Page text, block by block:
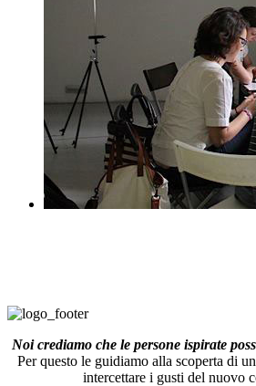
Noi crediamo che le persone ispirate
Per questo le guidiamo alla scoperta di
intercettare i gusti del nuovo